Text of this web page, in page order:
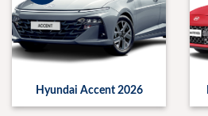
Hyundai Accent 2026